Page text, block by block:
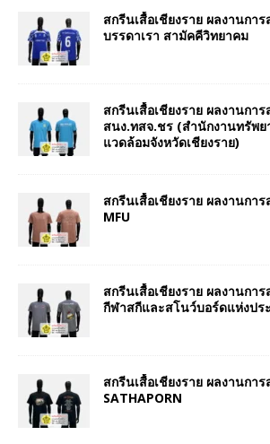
สกรีนเสื้อเชียงราย ผลงานกา
บรรดาเรา สามัคคีวิทยาคม
สกรีนเสื้อเชียงราย ผลงานกา
สนง.ทสจ.ชร (สำนักงานทรัพ
แวดล้อมจังหวัดเชียงราย)
สกรีนเสื้อเชียงราย ผลงานกา
MFU
สกรีนเสื้อเชียงราย ผลงานกา
กีฬาสกีและสโนว์บอร์ดแห่งปร
สกรีนเสื้อเชียงราย ผลงานกา
SATHAPORN